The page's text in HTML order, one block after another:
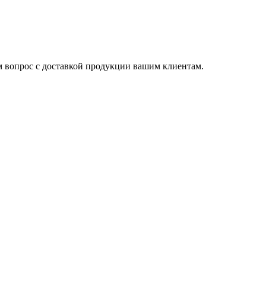
с доставкой продукции вашим клиентам.